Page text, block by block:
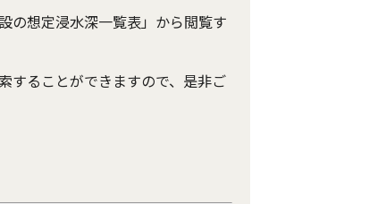
の想定浸水深一覧表」から閲覧す
することができますので、是非ご